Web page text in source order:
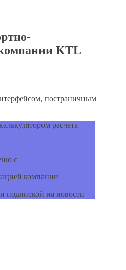
KTL
постраничным
расчета
с
компании
подпиской на новости